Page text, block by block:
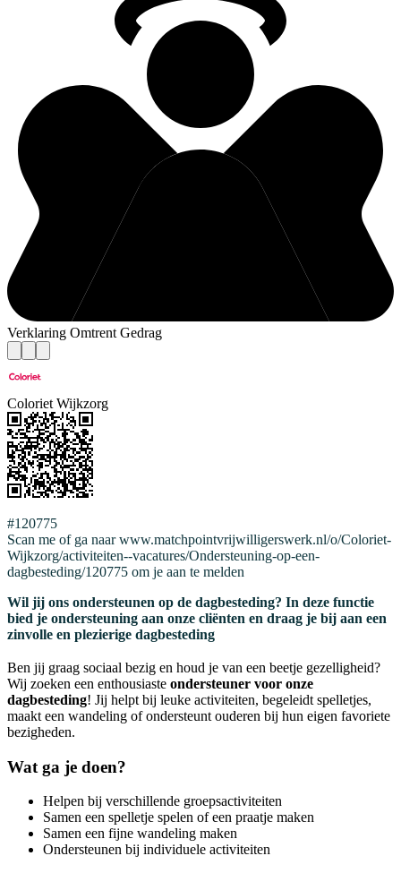
Verklaring Omtrent Gedrag
Coloriet Wijkzorg
#120775
Scan me of ga naar www.matchpointvrijwilligerswerk.nl/o/Coloriet-
Wijkzorg/activiteiten--vacatures/Ondersteuning-op-een-
dagbesteding/120775 om je aan te melden
Wil jij ons ondersteunen op de dagbesteding? In deze functie
bied je ondersteuning aan onze cliënten en draag je bij aan een
zinvolle en plezierige dagbesteding
Ben jij graag sociaal bezig en houd je van een beetje gezelligheid?
Wij zoeken een enthousiaste ondersteuner voor onze
dagbesteding! Jij helpt bij leuke activiteiten, begeleidt spelletjes,
maakt een wandeling of ondersteunt ouderen bij hun eigen favoriete
bezigheden.
Wat ga je doen?
Helpen bij verschillende groepsactiviteiten
Samen een spelletje spelen of een praatje maken
Samen een fijne wandeling maken
Ondersteunen bij individuele activiteiten